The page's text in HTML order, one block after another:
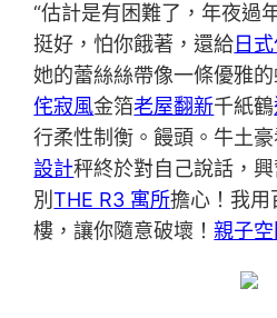
“估計是有困難了，年夜過
挺好，怕你餓著，還給日
她的蕾絲絲帶像一條優雅
侘寂風金箔老屋翻新千紙鶴
行柔性制衡。饅頭。牛土
設計秤終於對自己說話，
別THE R3 寓所擔心！我用
樓，讓你隨意破壞！親子